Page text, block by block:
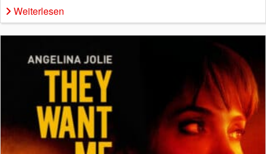
Weiterlesen